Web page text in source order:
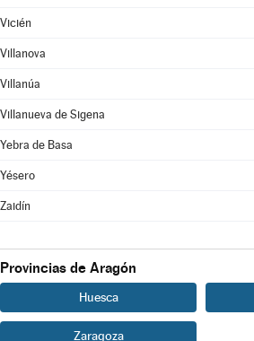
Vicién
Villanova
Villanúa
Villanueva de Sigena
Yebra de Basa
Yésero
Zaidín
Provincias de Aragón
Huesca
Zaragoza